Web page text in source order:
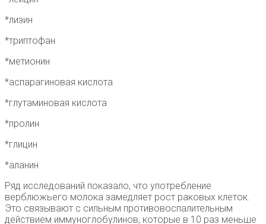
*лизин
*триптофан
*метионин
*аспарагиновая кислота⠀
*глутаминовая кислота ⠀
*пролин
*глицин
*аланин
Ряд исследований показало, что употребление
верблюжьего молока замедляет рост раковых клеток.
Это связывают с сильным противовоспалительным
действием иммуноглобулинов, которые в 10 раз меньше